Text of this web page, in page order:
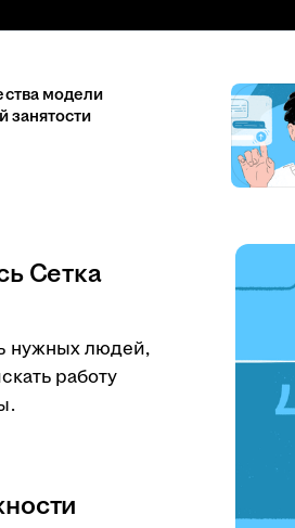
модели
занятости
Сетка
нужных людей,
работу